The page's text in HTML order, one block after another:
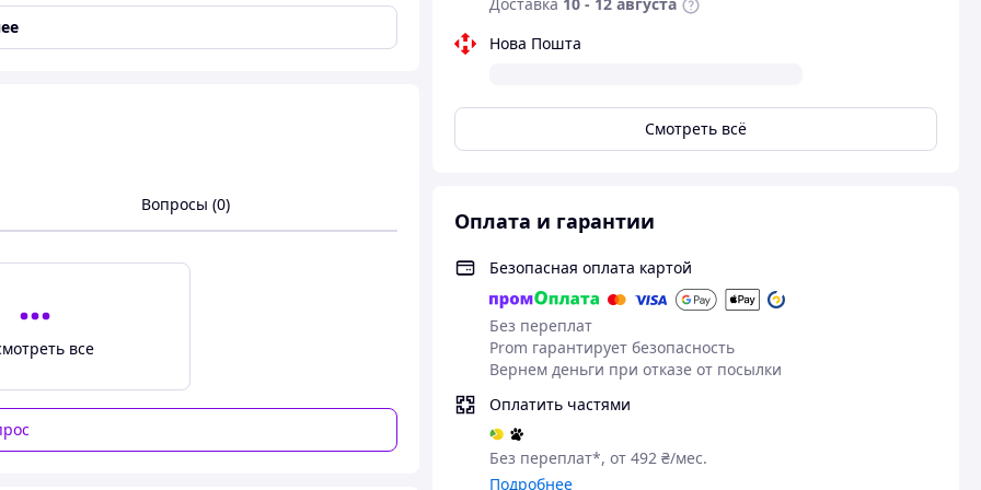
Нова Пошта
Смотреть всё
Оплата и гарантии
Безопасная оплата картой
Без переплат
Prom гарантирует безопасность
Вернем деньги при отказе от посылки
Оплатить частями
Без переплат*, от 492 ₴/мес.
Подробнее
генератора USB на 20 Вт, портативний ручний
Вопросы (0)
все